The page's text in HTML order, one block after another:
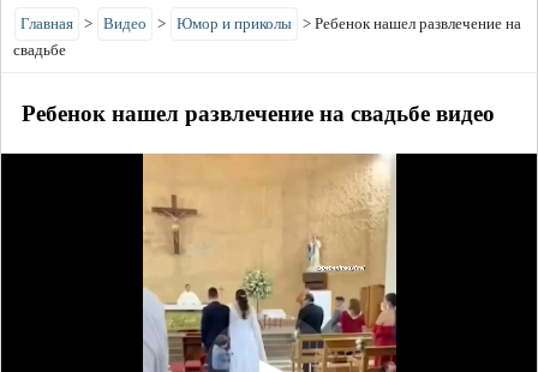
Главная > Видео > Юмор и приколы > Ребенок нашел развлечение на
свадьбе
Ребенок нашел развлечение на свадьбе видео